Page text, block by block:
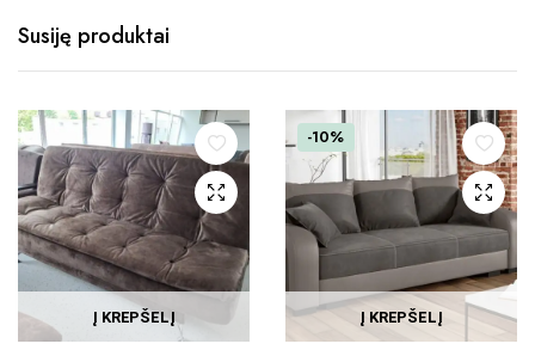
Susiję produktai
Į KREPŠELĮ
-10%
Į KREPŠELĮ